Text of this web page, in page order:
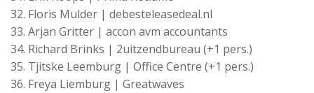
Floris Mulder | debesteleasedeal.nl
Arjan Gritter | accon avm accountants
Richard Brinks | 2uitzendbureau (+1 pers.)
Tjitske Leemburg | Office Centre (+1 pers.)
Freya Liemburg | Greatwaves